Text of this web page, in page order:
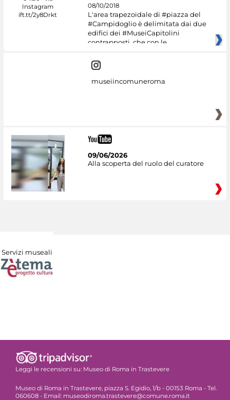
08/10/2018
L'area trapezoidale di #piazza del
#Campidoglio è delimitata dai due
edifici dei #MuseiCapitolini
contrapposti, che con le
museiincomuneroma
09/06/2026
Alla scoperta del ruolo del curatore
Servizi museali
Leggi le recensioni su: Museo di Roma in Trastevere
Museo di Roma in Trastevere, piazza S. Egidio, 1/b - 00153 Roma - Tel.
060608 - Email: museodiroma.trastevere@comune.roma.it